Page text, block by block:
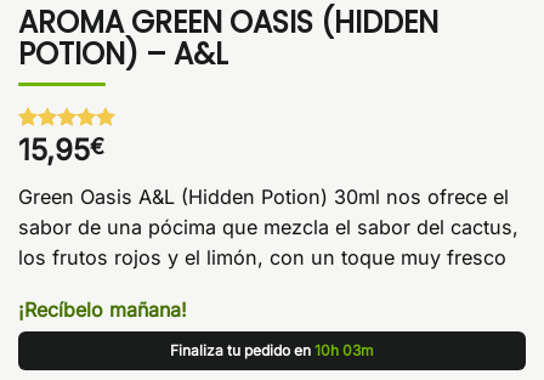
AROMA GREEN OASIS (HIDDEN
POTION) – A&L
Valorado
con 5de 5
1
valoración
de un
15,95€
Green Oasis A&L (Hidden Potion) 30ml nos ofrece el
sabor de una pócima que mezcla el sabor del cactus,
los frutos rojos y el limón, con un toque muy fresco
¡Recíbelo mañana!
Finaliza tu pedido en 10h 03m